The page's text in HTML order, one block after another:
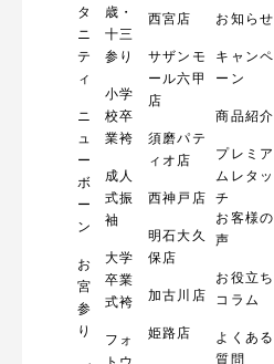
タ
ニ
テ
ィ
ニ
ュ
ー
ボ
ー
ン
お
宮
参
り
歳・
十三
参り
小学
校卒
業袴
成人
式振
袖
大学
卒業
式袴
フォ
西宮店
サザンモ
ール六甲
店
須磨パテ
ィオ店
西神戸店
明石大久
保店
加古川店
姫路店
お知らせ
キャンペ
ーン
商品紹介
プレミア
ムレタッ
チ
お客様の
声
お役立ち
コラム
よくある
質問